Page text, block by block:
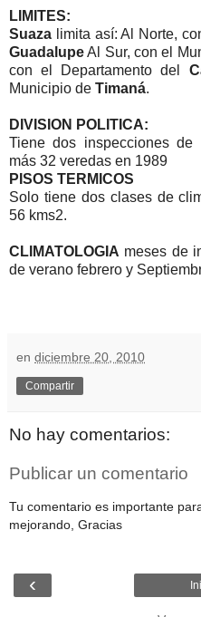
LIMITES:
Suaza limita así: Al Norte,
GuadalupeAl Sur, con el
con el Departamento del
Municipio de Timaná.
DIVISION POLITICA:
Tiene dos inspecciones
más 32 veredas en 1989
PISOS TERMICOS
Solo tiene dos clases de
56 kms2.
CLIMATOLOGIA meses de
de verano febrero y
en diciembre 20, 2010
Compartir
No hay comentarios:
Publicar un comentario
Tu comentario es importante
mejorando, Gracias
‹